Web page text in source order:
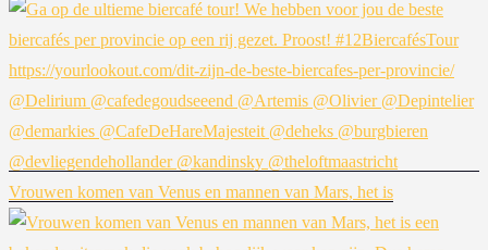
Vrouwen komen van Venus en mannen van Mars, het is